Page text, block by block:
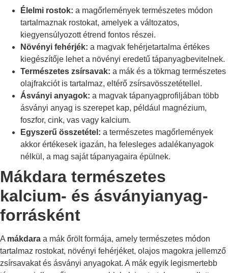
Élelmi rostok: a magőrlemények természetes módon
tartalmaznak rostokat, amelyek a változatos,
kiegyensúlyozott étrend fontos részei.
Növényi fehérjék: a magvak fehérjetartalma értékes
kiegészítője lehet a növényi eredetű tápanyagbevitelnek.
Természetes zsírsavak: a mák és a tökmag természetes
olajfrakciót is tartalmaz, eltérő zsírsavösszetétellel.
Ásványi anyagok: a magvak tápanyagprofiljában több
ásványi anyag is szerepet kap, például magnézium,
foszfor, cink, vas vagy kalcium.
Egyszerű összetétel: a természetes magőrlemények
akkor értékesek igazán, ha felesleges adalékanyagok
nélkül, a mag saját tápanyagaira épülnek.
Mákdara természetes
kalcium- és ásványianyag-
forrásként
A mákdara a mák őrölt formája, amely természetes módon
tartalmaz rostokat, növényi fehérjéket, olajos magokra jellemző
zsírsavakat és ásványi anyagokat. A mák egyik legismertebb